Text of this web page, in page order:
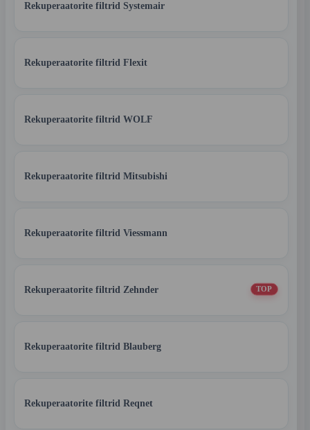
Rekuperaatorite filtrid Systemair
Rekuperaatorite filtrid Flexit
Rekuperaatorite filtrid WOLF
Rekuperaatorite filtrid Mitsubishi
Rekuperaatorite filtrid Viessmann
Rekuperaatorite filtrid Zehnder TOP
Rekuperaatorite filtrid Blauberg
Rekuperaatorite filtrid Reqnet